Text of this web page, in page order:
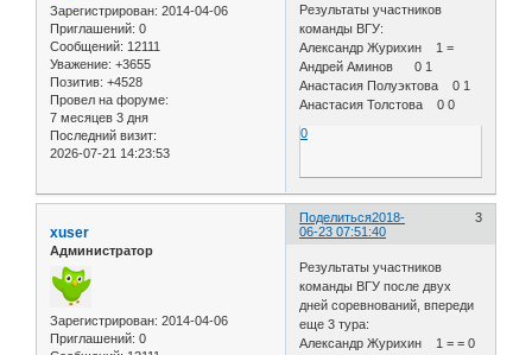
Зарегистрирован: 2014-04-06
Приглашений: 0
Сообщений: 12111
Уважение: +3655
Позитив: +4528
Провел на форуме:
7 месяцев 3 дня
Последний визит:
2026-07-21 14:23:53
Результаты участников
команды ВГУ:
Александр Журихин 1 =
Андрей Аминов 0 1
Анастасия Полуэктова 0 1
Анастасия Толстова 0 0
0
Поделиться 3
2018-
06-23 07:51:40
xuser
Администратор
Зарегистрирован: 2014-04-06
Приглашений: 0
Результаты участников
команды ВГУ после двух
дней соревнований, впереди
еще 3 тура:
Александр Журихин 1 = = 0